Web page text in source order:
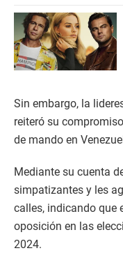
Sin embargo, la
reiteró su
de mando en
Mediante su cuenta
simpatizantes y les
calles, indicando que
oposición en las
2024.